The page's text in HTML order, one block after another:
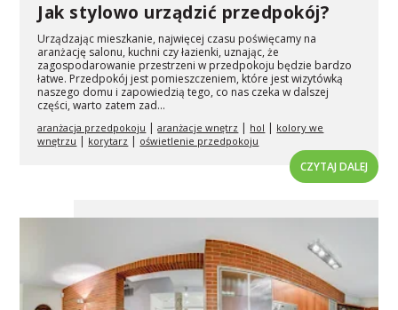
Jak stylowo urządzić przedpokój?
Urządzając mieszkanie, najwięcej czasu poświęcamy na
aranżację salonu, kuchni czy łazienki, uznając, że
zagospodarowanie przestrzeni w przedpokoju będzie bardzo
łatwe. Przedpokój jest pomieszczeniem, które jest wizytówką
naszego domu i zapowiedzią tego, co nas czeka w dalszej
części, warto zatem zad...
aranżacja przedpokoju |aranżacje wnętrz hol
kolory we
wnętrzu
korytarz oświetlenie przedpokoju
CZYTAJ DALEJ